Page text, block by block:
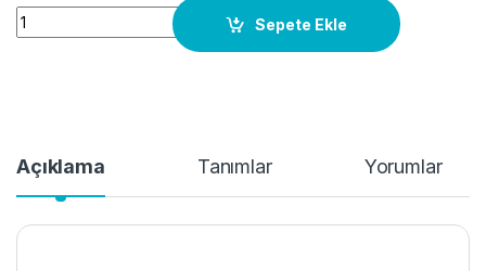
Yag Filtresi Abl Dizel Vw Transporter T4 A100 82-94 (A06)
Sepete Ekle
Açıklama Tanımlar Yorumlar